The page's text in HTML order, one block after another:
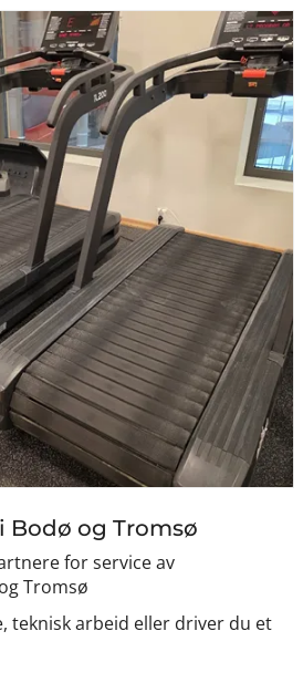
Bodø og Tromsø
for service av
Tromsø
teknisk arbeid eller driver du et